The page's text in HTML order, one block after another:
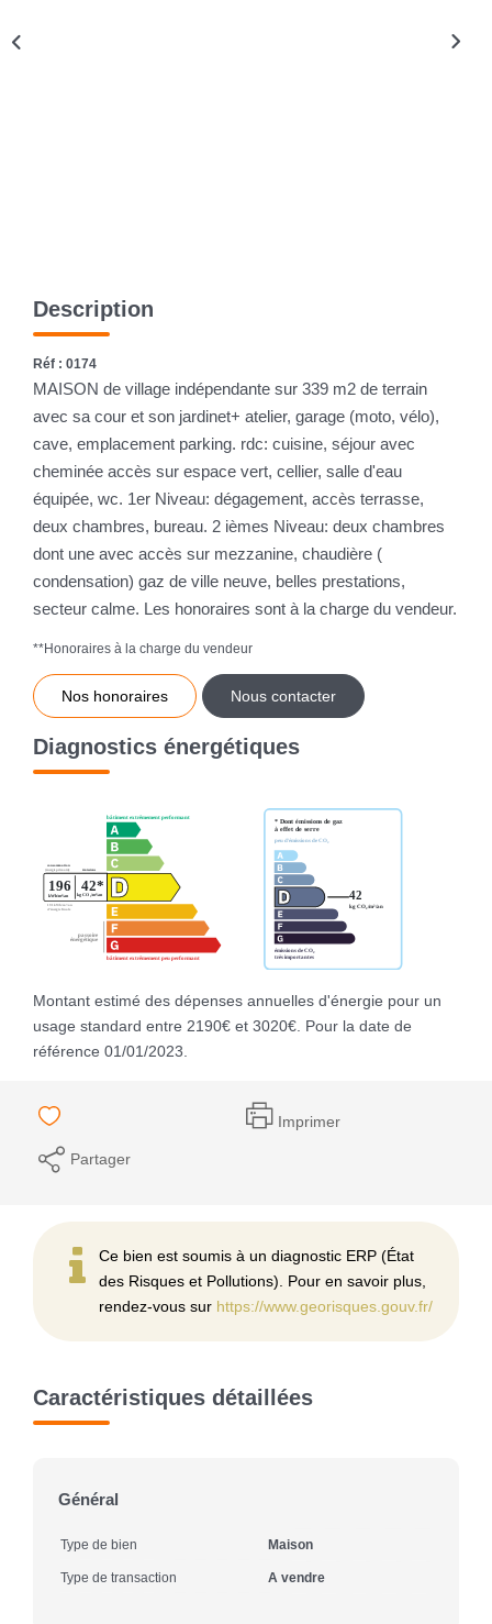
Description
Réf : 0174
MAISON de village indépendante sur 339 m2 de terrain
avec sa cour et son jardinet+ atelier, garage (moto, vélo),
cave, emplacement parking. rdc: cuisine, séjour avec
cheminée accès sur espace vert, cellier, salle d'eau
équipée, wc. 1er Niveau: dégagement, accès terrasse,
deux chambres, bureau. 2 ièmes Niveau: deux chambres
dont une avec accès sur mezzanine, chaudière (
condensation) gaz de ville neuve, belles prestations,
secteur calme. Les honoraires sont à la charge du vendeur.
**Honoraires à la charge du vendeur
Nos honoraires Nous contacter
Diagnostics énergétiques
Montant estimé des dépenses annuelles d'énergie pour un
usage standard entre 2190€ et 3020€. Pour la date de
référence 01/01/2023.
Imprimer
Partager
Ce bien est soumis à un diagnostic ERP (État
des Risques et Pollutions). Pour en savoir plus,
rendez-vous sur https://www.georisques.gouv.fr/
Caractéristiques détaillées
Général
Type de bien Maison
Type de transaction A vendre